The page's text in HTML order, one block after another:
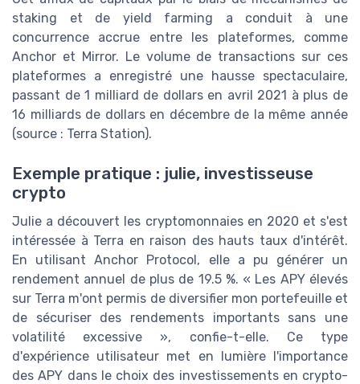
staking et de yield farming a conduit à une
concurrence accrue entre les plateformes, comme
Anchor et Mirror. Le volume de transactions sur ces
plateformes a enregistré une hausse spectaculaire,
passant de 1 milliard de dollars en avril 2021 à plus de
16 milliards de dollars en décembre de la même année
(source : Terra Station).
Exemple pratique : julie, investisseuse
crypto
Julie a découvert les cryptomonnaies en 2020 et s'est
intéressée à Terra en raison des hauts taux d'intérêt.
En utilisant Anchor Protocol, elle a pu générer un
rendement annuel de plus de 19.5 %. « Les APY élevés
sur Terra m'ont permis de diversifier mon portefeuille et
de sécuriser des rendements importants sans une
volatilité excessive », confie-t-elle. Ce type
d'expérience utilisateur met en lumière l'importance
des APY dans le choix des investissements en crypto-